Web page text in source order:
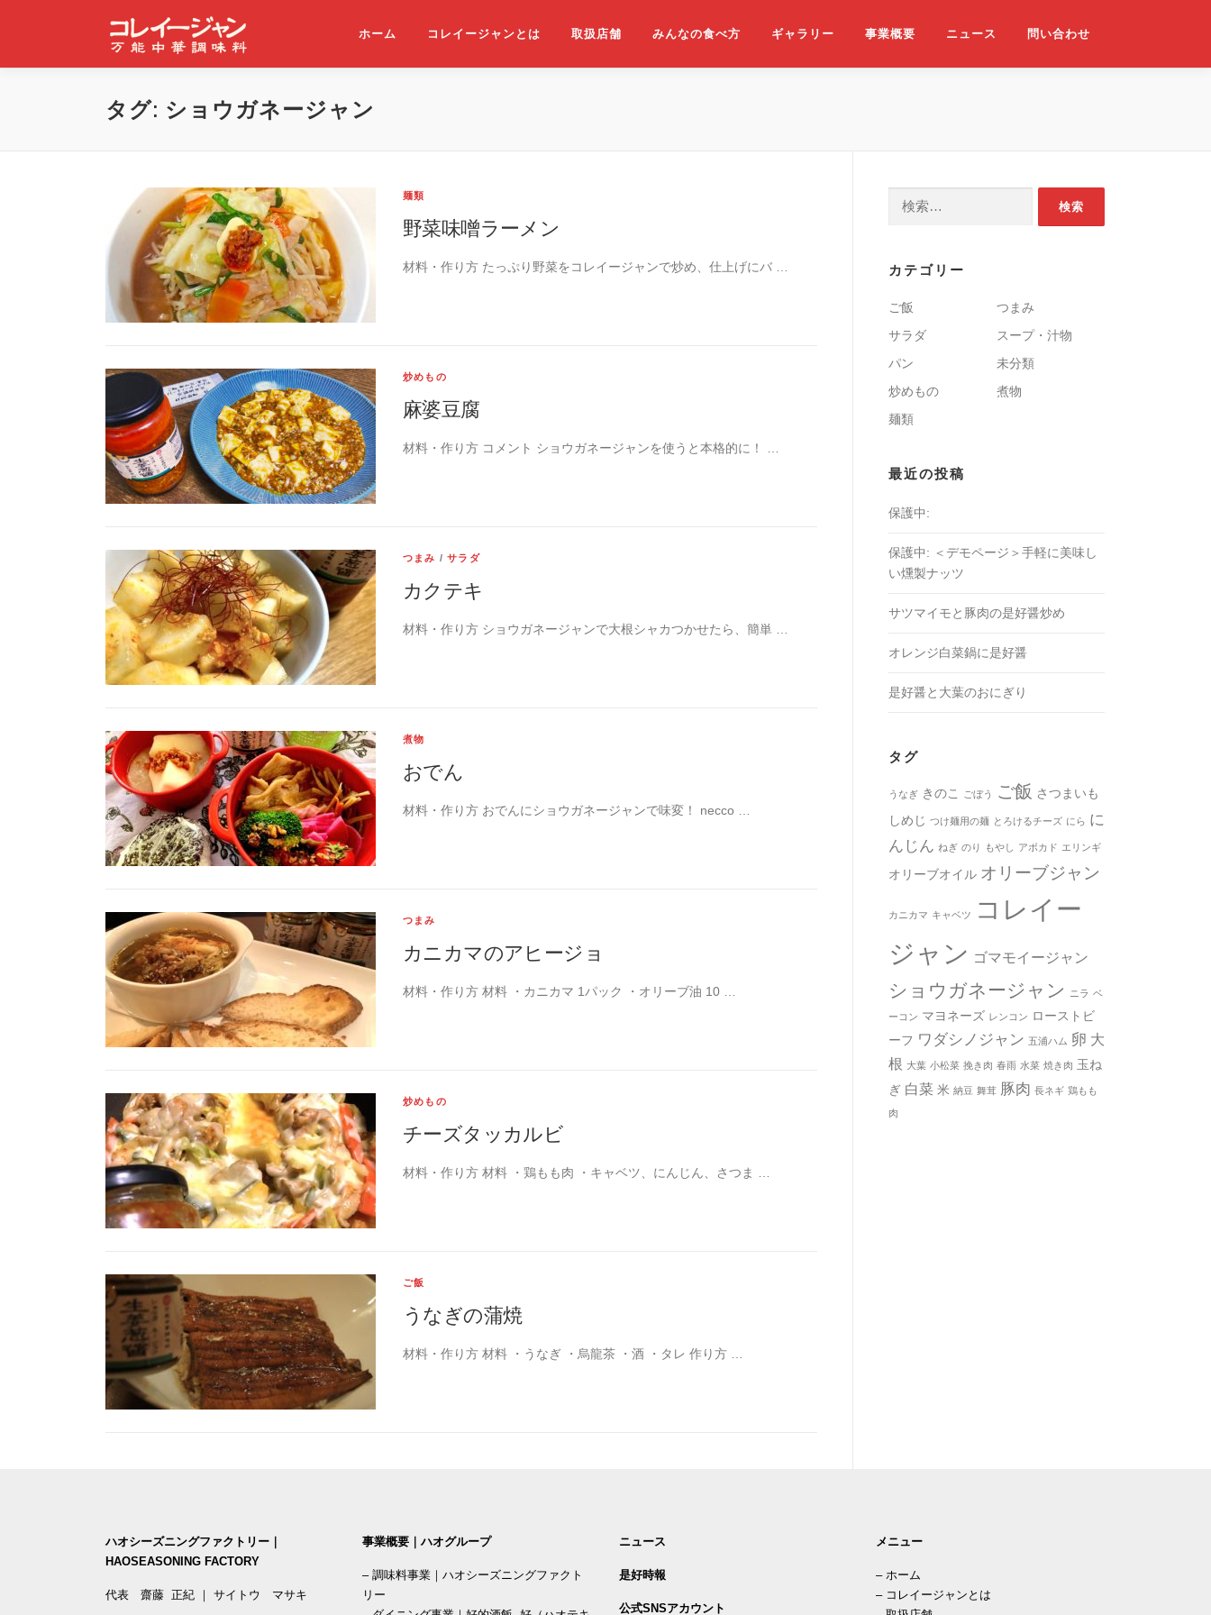
ホーム コレイージャンとは 取扱店舗 みんなの食べ方 ギャラリー 事業概要 ニュース 問い合わせ
タグ: ショウガネージャン
麺類
野菜味噌ラーメン
材料・作り方 たっぷり野菜をコレイージャンで炒め、仕上げにバ …
炒めもの
麻婆豆腐
材料・作り方 コメント ショウガネージャンを使うと本格的に！ …
つまみ /サラダ
カクテキ
材料・作り方 ショウガネージャンで大根シャカつかせたら、簡単 …
煮物
おでん
材料・作り方 おでんにショウガネージャンで味変！ necco …
つまみ
カニカマのアヒージョ
材料・作り方 材料 ・カニカマ 1パック ・オリーブ油 10 …
炒めもの
チーズタッカルビ
材料・作り方 材料 ・鶏もも肉 ・キャベツ、にんじん、さつま …
ご飯
うなぎの蒲焼
材料・作り方 材料 ・うなぎ ・烏龍茶 ・酒 ・タレ 作り方 …
検索:
カテゴリー
ご飯
つまみ
サラダ
スープ・汁物
パン
未分類
炒めもの
煮物
麺類
最近の投稿
保護中:
保護中: ＜デモページ＞手軽に美味し
い燻製ナッツ
サツマイモと豚肉の是好醤炒め
オレンジ白菜鍋に是好醤
是好醤と大葉のおにぎり
タグ
うなぎ きのこ ごぼう ご飯 さつまいも
しめじ つけ麺用の麺 とろけるチーズ にら に
んじん ねぎ のり もやし アボカド エリンギ
オリーブオイル オリーブジャン
カニカマ キャベツ
コレイー
ジャン ゴマモイージャン
ショウガネージャン ニラ ベ
ーコン マヨネーズ レンコン ローストビ
ーフ ワダシノジャン 五浦ハム 卵 大
根 大葉 小松菜 挽き肉 春雨 水菜 焼き肉 玉ね
ぎ 白菜 米 納豆 舞茸 豚肉 長ネギ 鶏もも
肉
ハオシーズニングファクトリー｜
HAOSEASONING FACTORY
代表 齋藤 正紀 ｜ サイトウ マサキ
事業概要｜ハオグループ
– 調味料事業｜ハオシーズニングファクト
リー
ニュース
是好時報
公式SNSアカウント
メニュー
– ホーム
– コレイージャンとは